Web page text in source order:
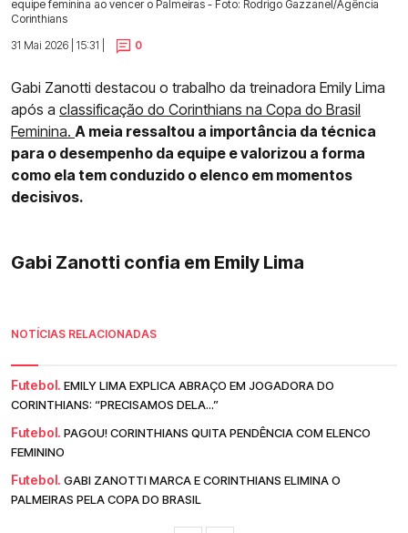
equipe feminina ao vencer o Palmeiras - Foto: Rodrigo Gazzanel/Agência
Corinthians
31 Mai 2026 | 15:31 |
0
Gabi Zanotti destacou o trabalho da treinadora Emily Lima
após a classificação do Corinthians na Copa do Brasil
Feminina. A meia ressaltou a importância da técnica
para o desempenho da equipe e valorizou a forma
como ela tem conduzido o elenco em momentos
decisivos.
Gabi Zanotti confia em Emily Lima
NOTÍCIAS RELACIONADAS
Futebol. EMILY LIMA EXPLICA ABRAÇO EM JOGADORA DO
CORINTHIANS: “PRECISAMOS DELA...”
Futebol. PAGOU! CORINTHIANS QUITA PENDÊNCIA COM ELENCO
FEMININO
Futebol. GABI ZANOTTI MARCA E CORINTHIANS ELIMINA O
PALMEIRAS PELA COPA DO BRASIL